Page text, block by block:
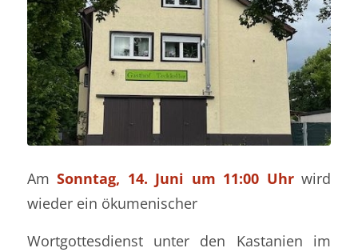
AmSonntag, 14. Juni um 11:00 Uhrwird
wieder ein ökumenischer
Wortgottesdienst unter den Kastanien im